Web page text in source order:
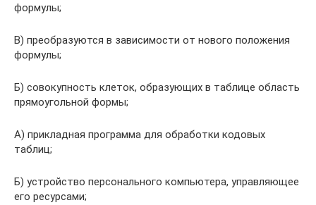
формулы;
В) преобразуются в зависимости от нового положения
формулы;
Б) совокупность клеток, образующих в таблице область
прямоугольной формы;
А) прикладная программа для обработки кодовых
таблиц;
Б) устройство персонального компьютера, управляющее
его ресурсами;